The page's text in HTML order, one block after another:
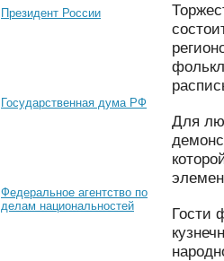
Президент России
Государственная дума РФ
Федеральное агентство по
делам национальностей
Для
Гости